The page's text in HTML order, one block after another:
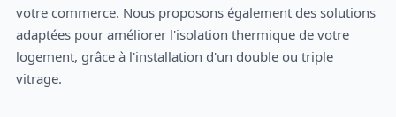
votre commerce. Nous proposons également des solutions
adaptées pour améliorer l'isolation thermique de votre
logement, grâce à l'installation d'un double ou triple
vitrage.